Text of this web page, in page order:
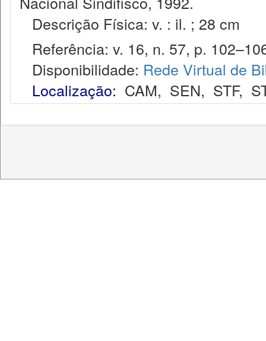
Descrição Física: v. : il. ; 28 cm
Referência: v. 16, n. 57, p.
Disponibilidade: Rede Virtual de
Localização: CAM, SEN, STF,